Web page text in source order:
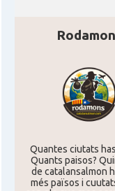
Acció
Acció
Acció
Acció
Quantes ciutats
Quants paisos?
de catalansalmon
més països i